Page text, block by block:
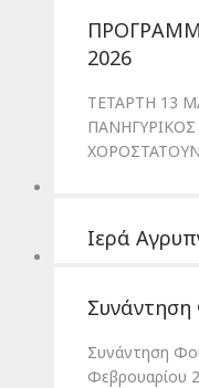
2026
ΤΕΤΑΡΤΗ 13
Ιερά
Συνάντηση
Φεβρουαρίου